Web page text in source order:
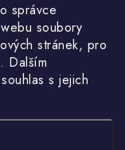
správce
soubory
stránek, pro
Dalším
s jejich